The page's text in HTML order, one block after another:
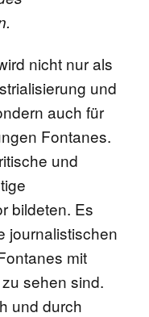
nicht nur als
und
auch für
Fontanes.
und
bildeten. Es
journalistischen
mit
sehen sind.
und durch